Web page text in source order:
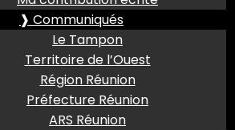
❱ Communiqués
Le Tampon
Territoire de l’Ouest
Région Réunion
Préfecture Réunion
ARS Réunion